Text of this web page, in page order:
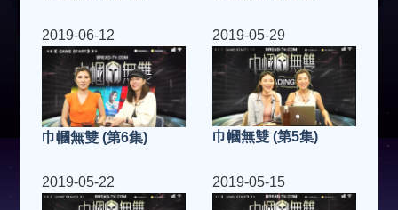
2019-06-12
巾幗無雙 (第6集)
2019-05-29
巾幗無雙 (第5集)
2019-05-22 2019-05-15